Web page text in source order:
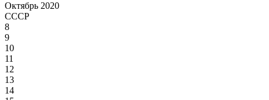
Октябрь 2020
СССР
8
9
10
11
12
13
14